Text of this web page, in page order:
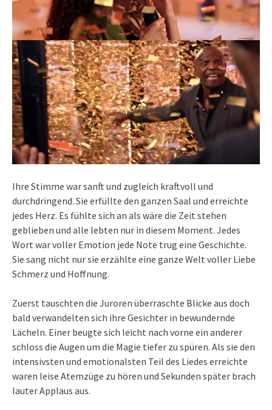
Ihre Stimme war sanft und zugleich kraftvoll und
durchdringend. Sie erfüllte den ganzen Saal und erreichte
jedes Herz. Es fühlte sich an als wäre die Zeit stehen
geblieben und alle lebten nur in diesem Moment. Jedes
Wort war voller Emotion jede Note trug eine Geschichte.
Sie sang nicht nur sie erzählte eine ganze Welt voller Liebe
Schmerz und Hoffnung.
Zuerst tauschten die Juroren überraschte Blicke aus doch
bald verwandelten sich ihre Gesichter in bewundernde
Lächeln. Einer beugte sich leicht nach vorne ein anderer
schloss die Augen um die Magie tiefer zu spüren. Als sie den
intensivsten und emotionalsten Teil des Liedes erreichte
waren leise Atemzüge zu hören und Sekunden später brach
lauter Applaus aus.